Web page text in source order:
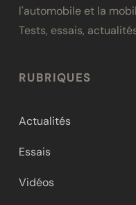
l'automobile et la
Tests, essais,
RUBRIQUES
Actualités
Essais
Vidéos